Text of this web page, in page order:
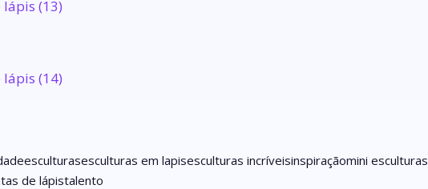
esculturasesculturas em lapisesculturas incríveisinspiraçãomini esculturas
de lápistalento